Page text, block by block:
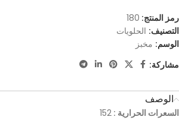
رمز المنتج: 180
التصنيف: الحلويات
الوسم: مخبز
مشاركة:
الوصف
السعرات الحرارية : 152